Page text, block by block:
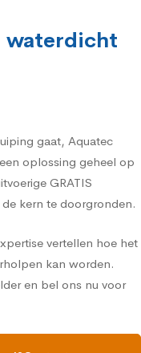
waterdicht
gaat, Aquatec
oplossing geheel op
GRATIS
kern te doorgronden.
vertellen hoe het
kan worden.
en bel ons nu voor